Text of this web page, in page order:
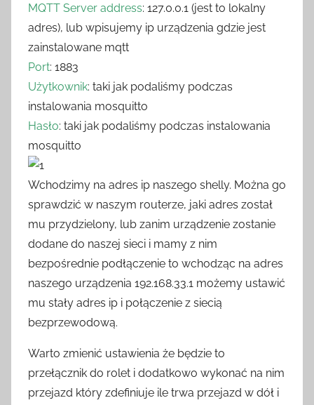
MQTT Server address: 127.0.0.1 (jest to lokalny
adres), lub wpisujemy ip urządzenia gdzie jest
zainstalowane mqtt
Port: 1883
Użytkownik: taki jak podaliśmy podczas
instalowania mosquitto
Hasło: taki jak podaliśmy podczas instalowania
mosquitto
Wchodzimy na adres ip naszego shelly. Można go
sprawdzić w naszym routerze, jaki adres został
mu przydzielony, lub zanim urządzenie zostanie
dodane do naszej sieci i mamy z nim
bezpośrednie podłączenie to wchodząc na adres
naszego urządzenia 192.168.33.1 możemy ustawić
mu stały adres ip i połączenie z siecią
bezprzewodową.
Warto zmienić ustawienia że będzie to
przełącznik do rolet i dodatkowo wykonać na nim
przejazd który zdefiniuje ile trwa przejazd w dół i